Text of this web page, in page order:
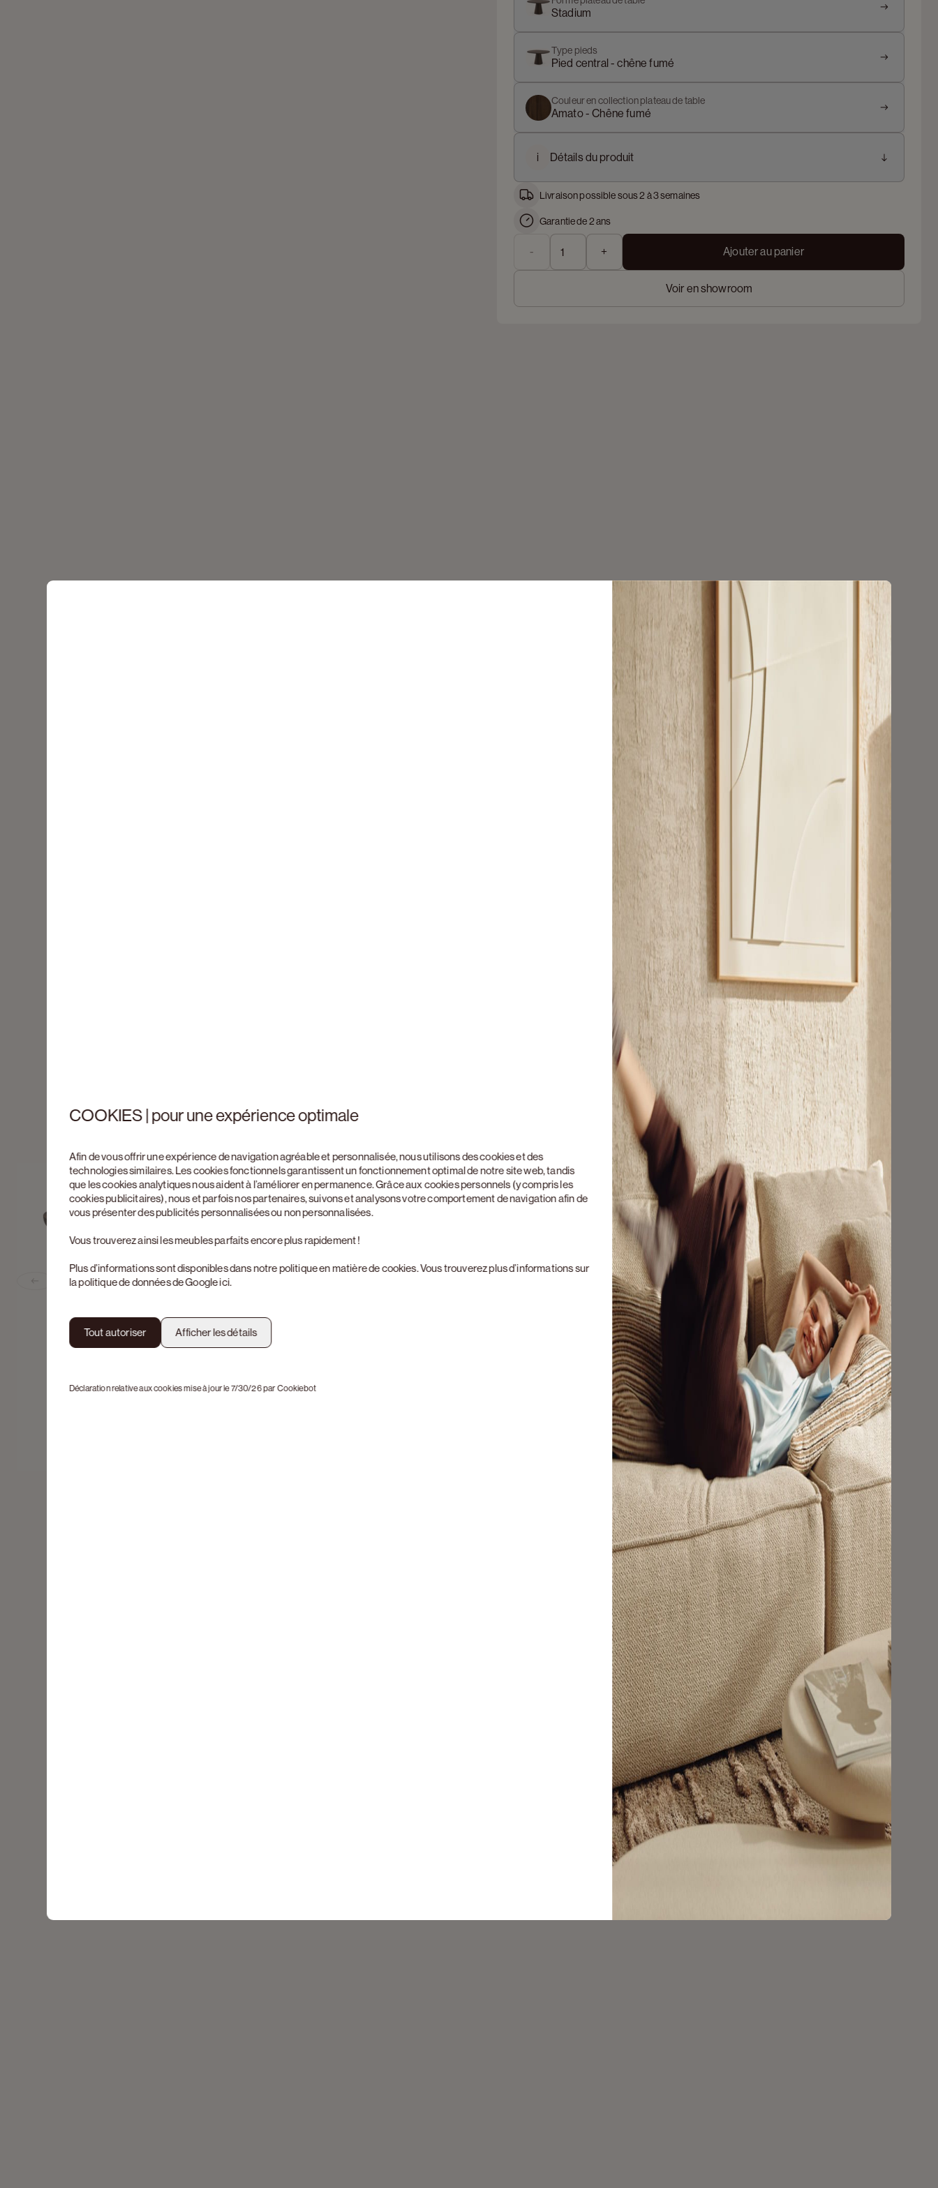
COOKIES | pour une expérience optimale
Afin de vous offrir une expérience de navigation agréable et personnalisée, nous utilisons des cookies et des
technologies similaires. Les cookies fonctionnels garantissent un fonctionnement optimal de notre site web, tandis
que les cookies analytiques nous aident à l’améliorer en permanence. Grâce aux cookies personnels (y compris les
cookies publicitaires), nous et parfois nos partenaires, suivons et analysons votre comportement de navigation afin de
vous présenter des publicités personnalisées ou non personnalisées.
Vous trouverez ainsi les meubles parfaits encore plus rapidement !
Plus d’informations sont disponibles dans notrepolitique en matière de cookies. Vous trouverez plus d’informations sur
la politique de données de Googleici.
Tout autoriser Afficher les détails
Déclaration relative aux cookies mise à jour le 7/30/26 parCookiebot
Previous slide
Stadium
Type pieds
Pied central - chêne fumé
Couleur en collection plateau de table
Amato - Chêne fumé
i Détails du produit
Livraison possible sous 2 à 3 semaines
Garantie de 2 ans
- + Ajouter au panier
Voir en showroom